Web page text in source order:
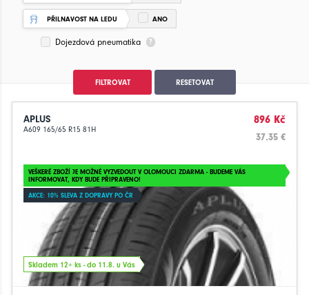
PŘILNAVOST NA LEDU ANO
Dojezdová pneumatika
FILTROVAT RESETOVAT
APLUS
A609 165/65 R15 81H
896 Kč
37.35 €
VEŠKERÉ ZBOŽÍ JE MOŽNÉ VYZVEDOUT V OLOMOUCI ZDARMA - BUDEME VÁS
INFORMOVAT, KDY BUDE PŘIPRAVENO!
AKCE: 10% SLEVA Z DOPRAVY PO ČR
Skladem 12+ ks - do 11.8. u Vás